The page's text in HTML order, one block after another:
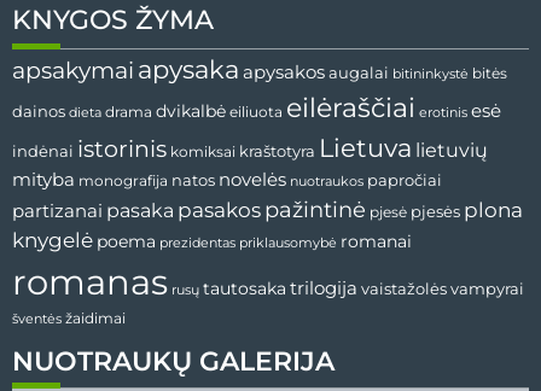
NUOTRAUKŲ GALERIJA
KNYGOS ŽYMA
apsakymai apysaka apysakos augalai bitininkystė bitės
dainos dieta drama dvikalbė eiliuota eilėraščiai erotinis esė
indėnai istorinis komiksai kraštotyra Lietuva lietuvių
mityba monografija natos novelės nuotraukos papročiai
partizanai pasaka pasakos pažintinė pjesė pjesės plona
knygelė poema prezidentas priklausomybė romanai
romanas rusų tautosaka trilogija vaistažolėsvampyrai
šventės žaidimai